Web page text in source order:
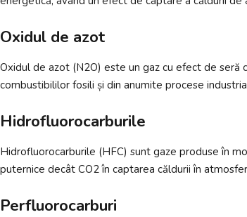
Oxidul de azot
Oxidul de azot (N2O) este un gaz cu efect de seră
combustibililor fosili și din anumite procese
Hidrofluorocarburile
Hidrofluorocarburile (HFC) sunt gaze produse în
puternice decât CO2 în captarea căldurii în
Perfluorocarburi